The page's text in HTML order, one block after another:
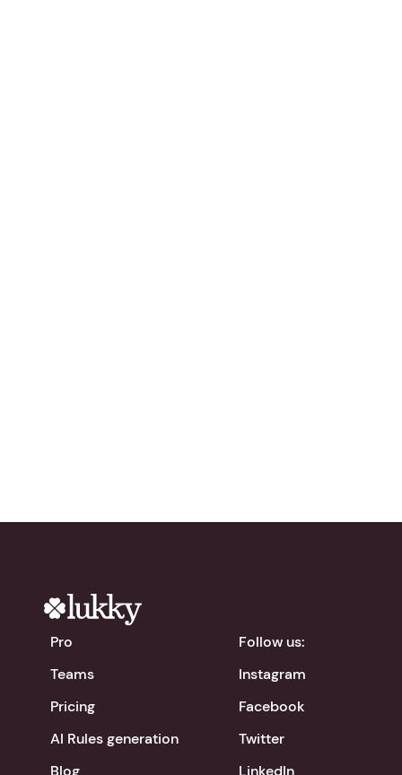
Pro
Teams
Pricing
AI Rules generation
Blog
Follow us:
Instagram
Facebook
Twitter
LinkedIn